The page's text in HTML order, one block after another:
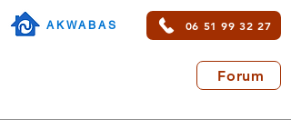
AKWABAS 06 51 99 32 27
Forum